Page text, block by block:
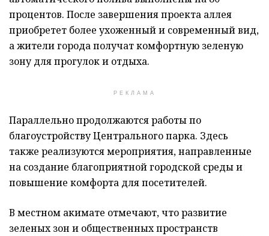
процентов. После завершения проекта аллея
приобретет более ухоженный и современный вид,
а жители города получат комфортную зеленую
зону для прогулок и отдыха.
РЕКЛАМА
Параллельно продолжаются работы по
благоустройству Центрального парка. Здесь
также реализуются мероприятия, направленные
на создание благоприятной городской среды и
повышение комфорта для посетителей.
В местном акимате отмечают, что развитие
зеленых зон и общественных пространств